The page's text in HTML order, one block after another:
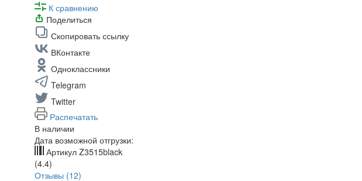
К сравнению
Поделиться
Скопировать ссылку
ВКонтакте
Одноклассники
Telegram
Twitter
Распечатать
В наличии
Дата возможной отгрузки:
Артикул Z3515black
(4.4)
Отзывы (12)